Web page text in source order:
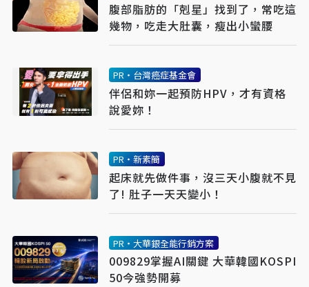
腹部脂肪的「剋星」找到了，常吃這
幾物，吃走大肚囊，瘦出小蠻腰
PR・台灣癌症基金會
伴侶和妳一起預防HPV，才有資格
說愛妳！
PR・新素簡
起床就先做件事，沒三天小腹就不見
了! 肚子一天天變小！
PR・大華銀全能行銷方案
009829掌握AI關鍵 大華韓國KOSPI
50今強勢開募